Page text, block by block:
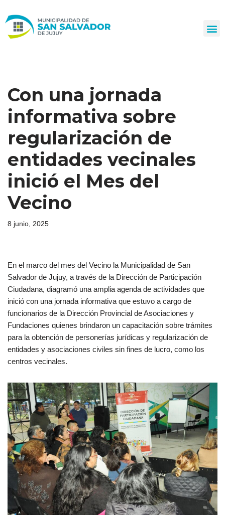
al
Con una jornada
informativa sobre
regularización de
entidades vecinales
inició el Mes del
Vecino
8 junio, 2025
En el marco del mes del Vecino la Municipalidad de San
Salvador de Jujuy, a través de la Dirección de Participación
Ciudadana, diagramó una amplia agenda de actividades que
inició con una jornada informativa que estuvo a cargo de
funcionarios de la Dirección Provincial de Asociaciones y
Fundaciones quienes brindaron un capacitación sobre trámites
para la obtención de personerías jurídicas y regularización de
entidades y asociaciones civiles sin fines de lucro, como los
centros vecinales.